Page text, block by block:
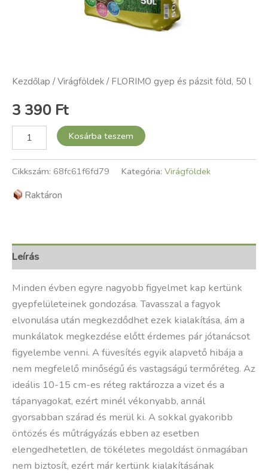
Kezdőlap /Virágföldek / FLORIMO gyep és pázsit föld, 50 l
3 390 Ft
Kosárba teszem
Cikkszám: 68fc61f6fd79 Kategória: Virágföldek
Raktáron
Leírás
Minden évben egyre nagyobb figyelmet kap kertünk
gyepfelületeinek gondozása. Tavasszal a fagyok
elvonulása után megkezdődhet ezek kialakítása, ám a
munkálatok megkezdése előtt érdemes pár jótanácsot
figyelembe venni. A füvesítés egyik alapvető hibája a
nem megfelelő minőségű és vastagságú termőréteg. Az
ideális 10-15 cm-es réteg raktározza a vizet és a
tápanyagokat, ezért minél vékonyabb, annál
gyorsabban szárad és merül ki. A sokkal gyakoribb
öntözés és műtrágyázás ebben az esetben
elengedhetetlen, de tökéletes megoldást önmagában
nem biztosít, ezért már kertünk kialakításának